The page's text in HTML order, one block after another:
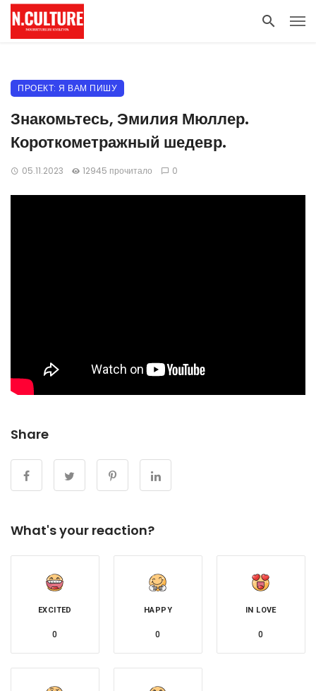
ПРОЕКТ: Я ВАМ ПИШУ
Знакомьтесь, Эмилия Мюллер.
Короткометражный шедевр.
05.11.2023 12945 прочитало 0
Share
What's your reaction?
EXCITED
0
HAPPY
0
IN LOVE
0